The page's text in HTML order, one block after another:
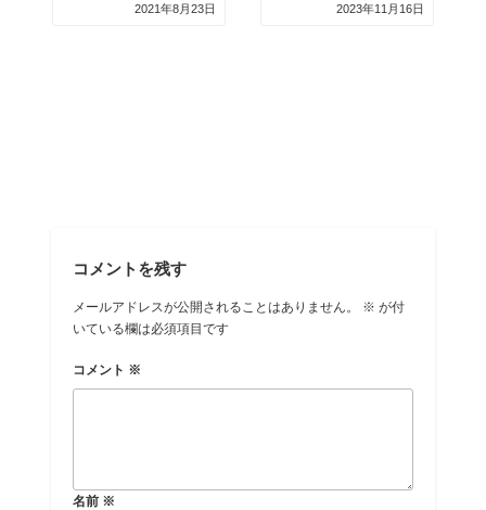
2021年8月23日 2023年11月16日
コメントを残す
メールアドレスが公開されることはありません。 ※ が付
いている欄は必須項目です
コメント ※
名前 ※